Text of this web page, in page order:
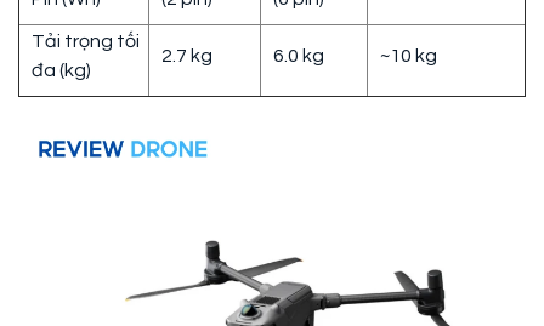
Tải trọng tối
đa (kg)
2.7 kg 6.0 kg ~10 kg